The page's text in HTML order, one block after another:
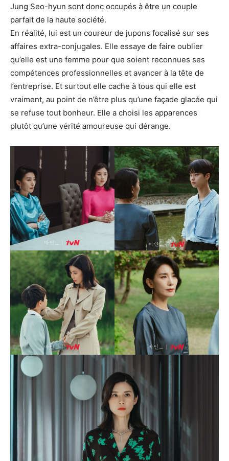
Jung Seo-hyun sont donc occupés à être un couple
parfait de la haute société.
En réalité, lui est un coureur de jupons focalisé sur ses
affaires extra-conjugales. Elle essaye de faire oublier
qu’elle est une femme pour que soient reconnues ses
compétences professionnelles et avancer à la tête de
l’entreprise. Et surtout elle cache à tous qui elle est
vraiment, au point de n’être plus qu’une façade glacée qui
se refuse tout bonheur. Elle a choisi les apparences
plutôt qu’une vérité amoureuse qui dérange.